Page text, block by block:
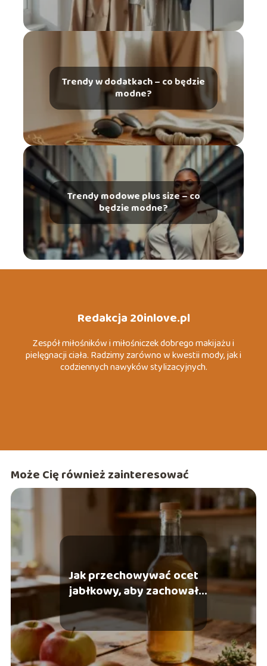
Trendy w dodatkach – co będzie
modne?
Trendy modowe plus size – co
będzie modne?
Redakcja 20inlove.pl
Zespół miłośników i miłośniczek dobrego makijażu i
pielęgnacji ciała. Radzimy zarówno w kwestii mody, jak i
codziennych nawyków stylizacyjnych.
Może Cię również zainteresować
Jak przechowywać ocet
jabłkowy, aby zachował
swoje właściwości?